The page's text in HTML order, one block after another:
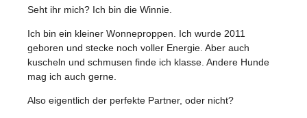
Seht ihr mich? Ich bin die Winnie.
Ich bin ein kleiner Wonneproppen. Ich wurde 2011
geboren und stecke noch voller Energie. Aber auch
kuscheln und schmusen finde ich klasse. Andere Hunde
mag ich auch gerne.
Also eigentlich der perfekte Partner, oder nicht?